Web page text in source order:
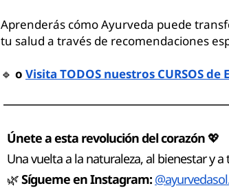
Aprenderás cómo Ayurveda puede
tu salud a través de recomendaciones
🔹 o Visita TODOS nuestros CURSOS
Únete a esta revolución del corazón 💖
Una vuelta a la naturaleza, al bienestar y
🌿Sígueme en Instagram: @